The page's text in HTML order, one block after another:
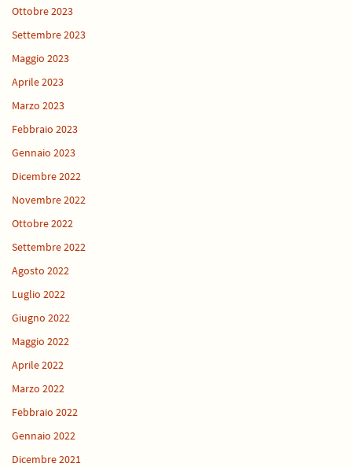
Ottobre 2023
Settembre 2023
Maggio 2023
Aprile 2023
Marzo 2023
Febbraio 2023
Gennaio 2023
Dicembre 2022
Novembre 2022
Ottobre 2022
Settembre 2022
Agosto 2022
Luglio 2022
Giugno 2022
Maggio 2022
Aprile 2022
Marzo 2022
Febbraio 2022
Gennaio 2022
Dicembre 2021